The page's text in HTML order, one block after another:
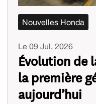
Nouvelles Honda
Le 09 Jul, 2026
Évolution de
la première
aujourd’hui